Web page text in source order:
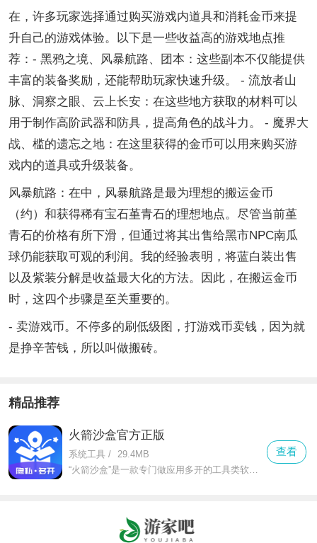
在，许多玩家选择通过购买游戏内道具和消耗金币来提
升自己的游戏体验。以下是一些收益高的游戏地点推
荐：- 黑鸦之境、风暴航路、团本：这些副本不仅能提供
丰富的装备奖励，还能帮助玩家快速升级。 - 流放者山
脉、洞察之眼、云上长安：在这些地方获取的材料可以
用于制作高阶武器和防具，提高角色的战斗力。 - 魔界大
战、槛的遗忘之地：在这里获得的金币可以用来购买游
戏内的道具或升级装备。
风暴航路：在中，风暴航路是最为理想的搬运金币
（约）和获得稀有宝石堇青石的理想地点。尽管当前堇
青石的价格有所下滑，但通过将其出售给黑市NPC南瓜
球仍能获取可观的利润。我的经验表明，将蓝白装出售
以及紫装分解是收益最大化的方法。因此，在搬运金币
时，这四个步骤是至关重要的。
- 卖游戏币。不停多的刷低级图，打游戏币卖钱，因为就
是挣辛苦钱，所以叫做搬砖。
精品推荐
火箭沙盒官方正版
系统工具 / 29.4MB
“火箭沙盒”是一款专门做应用多开的工具类软件，不管是微信、qq这类社交软件，还是抖音、淘宝这类娱乐购物app，都能轻松实现双开甚至多开。对于需要工作生活账号分开的人来说，它就是刚需工具。
查看